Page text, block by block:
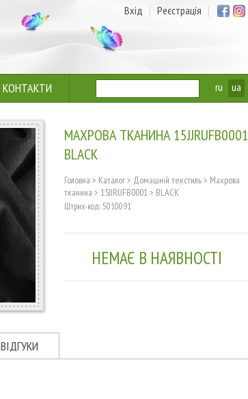
Вхід Реєстрація
КОНТАКТИ ru ua
МАХРОВА ТКАНИНА 15JJRUFB0001
BLACK
Головна > Каталог> Домашній текстиль> Махрова
тканина > 15JJRUFB0001> BLACK
Штрих-код: 5010091
НЕМАЄ В НАЯВНОСТІ
ВІДГУКИ